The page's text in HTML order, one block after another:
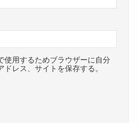
使用するためブラウザーに自分
ドレス、サイトを保存する。